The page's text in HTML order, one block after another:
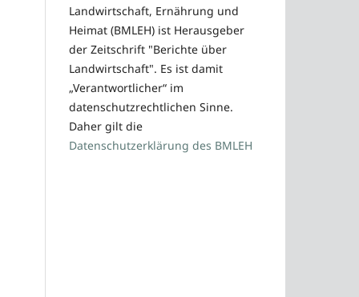
Landwirtschaft, Ernährung und
Heimat (BMLEH) ist Herausgeber
der Zeitschrift "Berichte über
Landwirtschaft". Es ist damit
„Verantwortlicher“ im
datenschutzrechtlichen Sinne.
Daher gilt die
Datenschutzerklärung des BMLEH